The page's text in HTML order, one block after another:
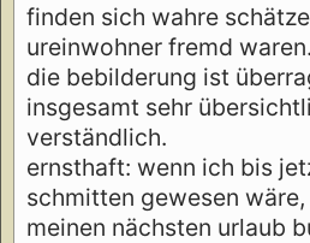
finden sich wahre
ureinwohner fremd waren.
die bebilderung ist
insgesamt sehr
verständlich.
ernsthaft: wenn ich bis
schmitten gewesen
meinen nächsten urlaub